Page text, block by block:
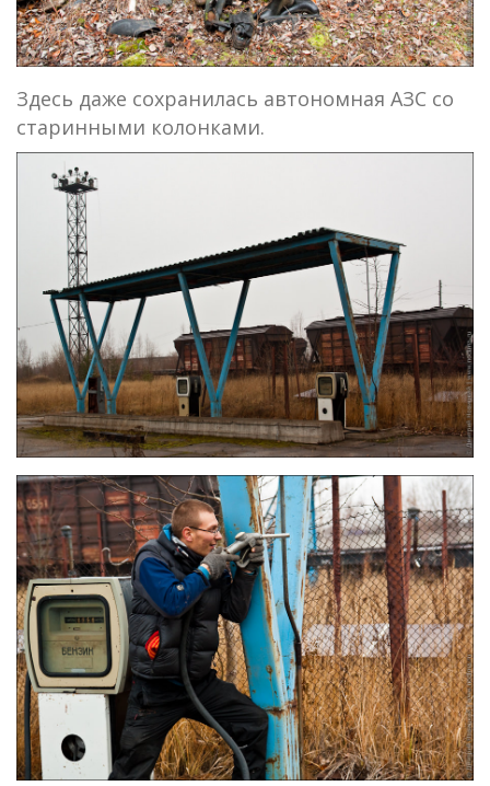
Здесь даже сохранилась автономная АЗС со
старинными колонками.